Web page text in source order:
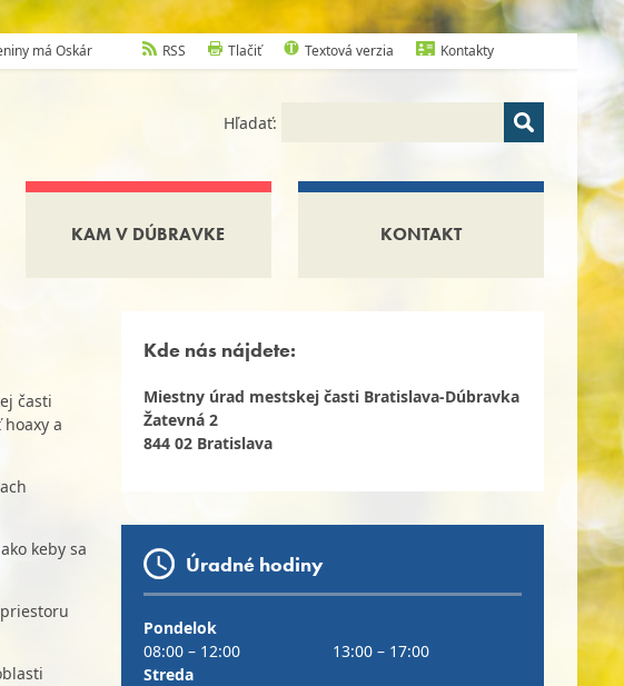
má Oskár RSS Tlačiť Textová verzia Kontakty
Hľadať:
KAM V DÚBRAVKE KONTAKT
časti
a
keby sa
Kde nás nájdete:
Miestny úrad mestskej časti Bratislava-Dúbravka
Žatevná 2
844 02 Bratislava
Úradné hodiny
Pondelok
08:00 – 12:00
13:00 – 17:00
Streda